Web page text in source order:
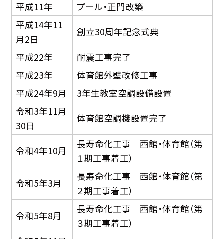
平成11年
プール・正門改築
平成14年11
月2日
創立30周年記念式典
平成22年
耐震工事完了
平成23年
体育館外壁改修工事
平成24年9月
3年生教室空調設備設置
令和3年11月
30日
体育館空調機設置完了
令和4年10月
長寿命化工事 西館・体育館（第
１期工事着工）
令和5年3月
長寿命化工事 西館・体育館（第
２期工事着工）
令和5年8月
長寿命化工事 西館・体育館（第
３期工事着工）